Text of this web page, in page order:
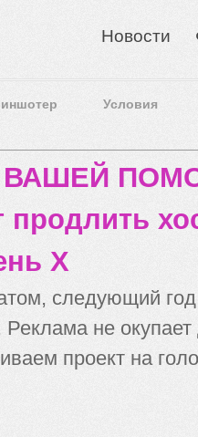
Новости
Условия
ВАШЕЙ
продлить
X
следующий
не
проект на